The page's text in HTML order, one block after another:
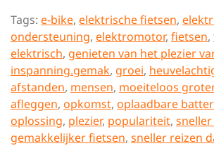
Tags: e-bike, elektrische fietsen,
ondersteuning, elektromotor, fietsen,
elektrisch, genieten van het plezier
inspanning.gemak, groei,
afstanden, mensen, moeiteloos
afleggen, opkomst, oplaadbare
oplossing, plezier, populariteit, sneller
gemakkelijker fietsen, sneller reizen